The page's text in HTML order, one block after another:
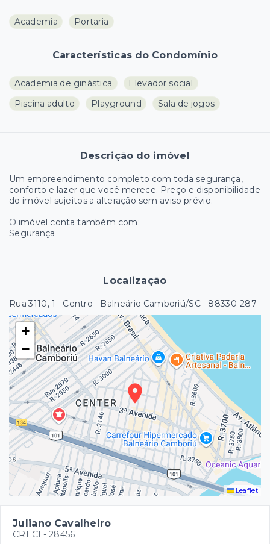
Academia Portaria
Características do Condomínio
Academia de ginástica
Elevador social
Piscina adulto
Playground Sala de jogos
Descrição do imóvel
Um empreendimento completo com toda segurança,
conforto e lazer que você merece. Preço e disponibilidade
do imóvel sujeitos a alteração sem aviso prévio.
O imóvel conta também com:
Segurança
Localização
Rua 3110, 1 - Centro - Balneário Camboriú/SC - 88330-287
+
−
Leaflet
Juliano Cavalheiro
CRECI - 28456